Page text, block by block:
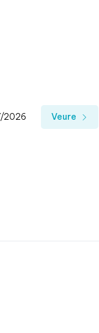
2026 Veure